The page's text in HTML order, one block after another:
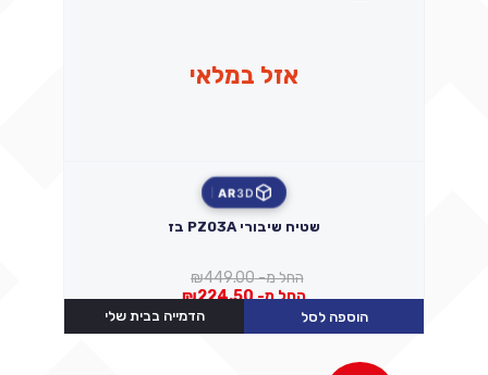
אזל במלאי
3D
AR
שטיח שיבורי PZ03A בז
החל מ- ₪449.00
החל מ-
₪224.50
הוספה לסל הדמייה בבית שלי